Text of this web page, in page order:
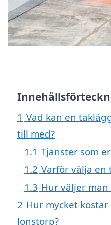
1 Vad kan en
till med?
1.1 Tjänster som
1.2 Varför välja en
1.3 Hur väljer
2 Hur mycket
Jonstorp?